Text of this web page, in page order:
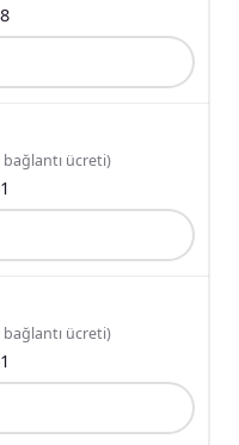
bağlantı ücreti)
bağlantı ücreti)